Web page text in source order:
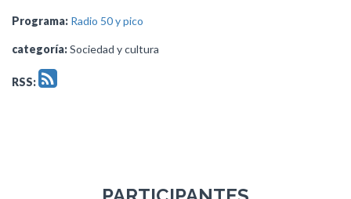
Programa: Radio 50 y pico
categoría:Sociedad y cultura
RSS: